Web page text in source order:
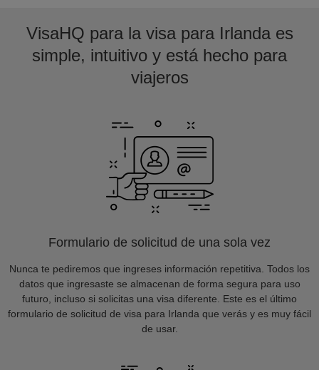
VisaHQ para la visa para Irlanda es
simple, intuitivo y está hecho para
viajeros
Formulario de solicitud de una sola vez
Nunca te pediremos que ingreses información repetitiva. Todos los
datos que ingresaste se almacenan de forma segura para uso
futuro, incluso si solicitas una visa diferente. Este es el último
formulario de solicitud de visa para Irlanda que verás y es muy fácil
de usar.